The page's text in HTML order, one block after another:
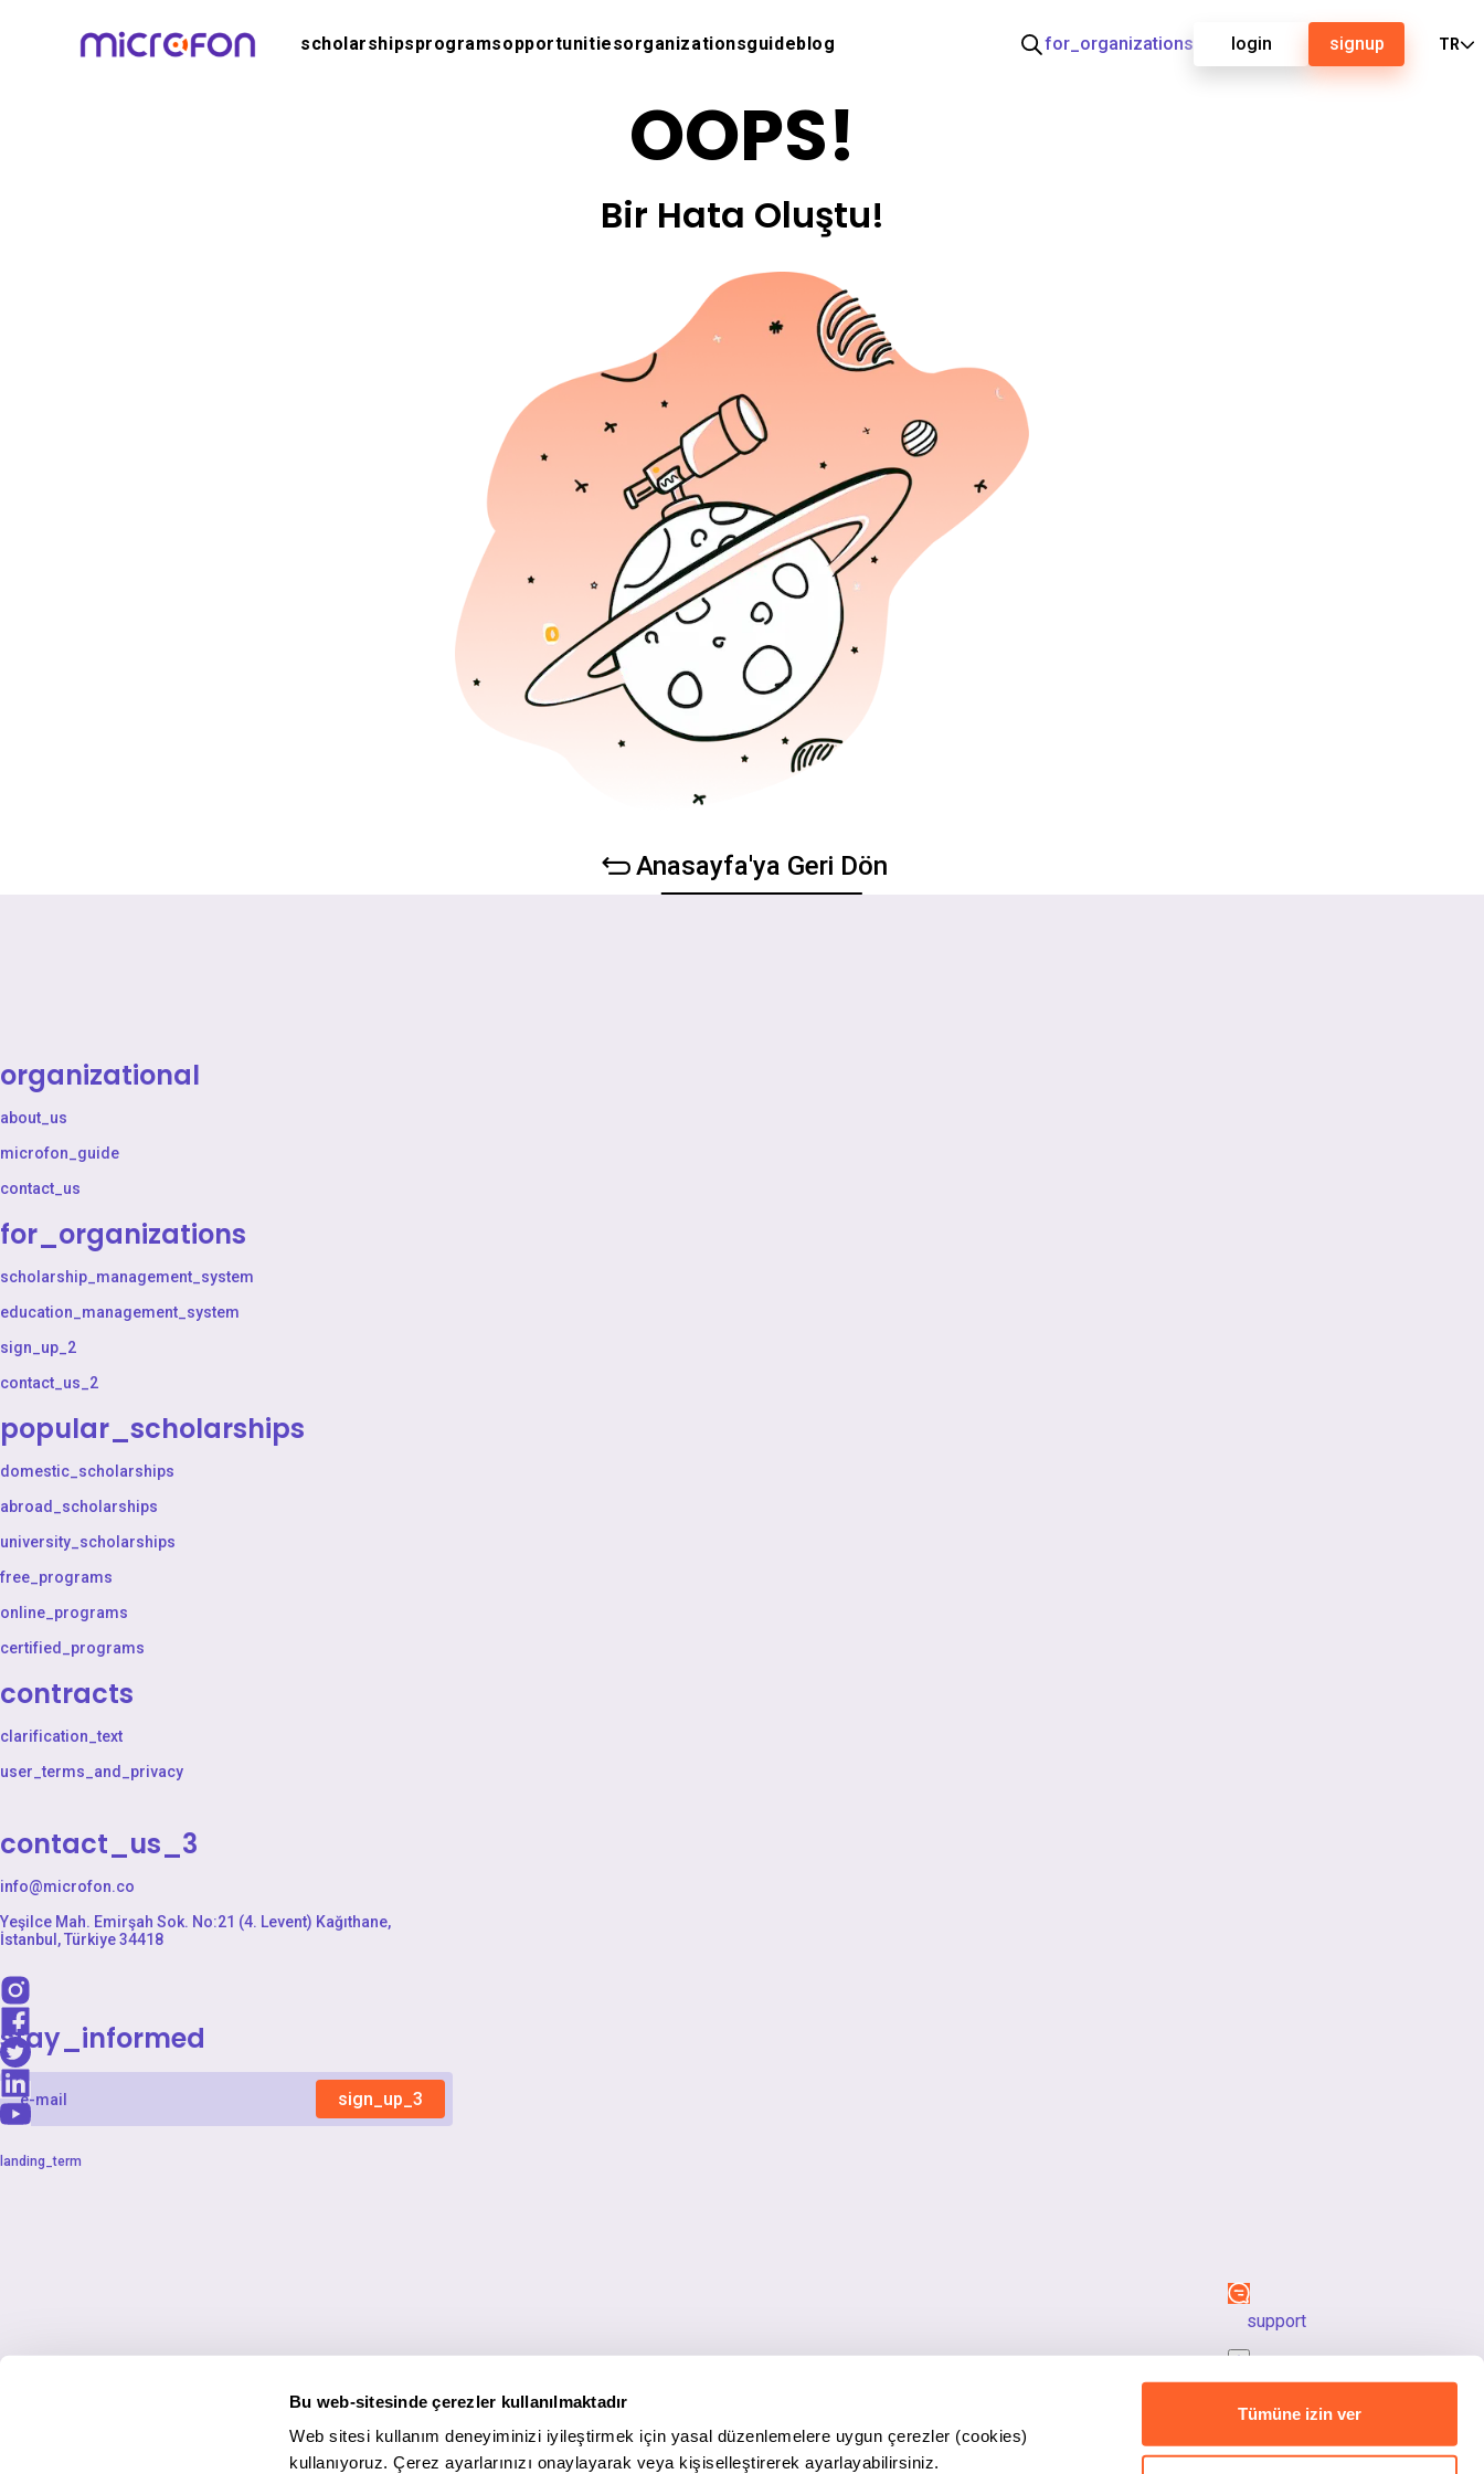
Bu web-sitesinde çerezler kullanılmaktadır
Web sitesi kullanım deneyiminizi iyileştirmek için yasal düzenlemelere uygun çerezler (cookies)
kullanıyoruz. Çerez ayarlarınızı onaylayarak veya kişiselleştirerek ayarlayabilirsiniz.
Tümüne izin ver
scholarshipsprogramsopportunitiesorganizationsguideblog for_organizations login signup TR
OOPS!
Bir Hata Oluştu!
Anasayfa'ya Geri Dön
organizational
about_us
microfon_guide
contact_us
for_organizations
scholarship_management_system
education_management_system
sign_up_2
contact_us_2
popular_scholarships
domestic_scholarships
abroad_scholarships
university_scholarships
free_programs
online_programs
certified_programs
contracts
clarification_text
user_terms_and_privacy
contact_us_3
info@microfon.co
Yeşilce Mah. Emirşah Sok. No:21 (4. Levent) Kağıthane,
İstanbul, Türkiye 34418
stay_informed
sign_up_3
landing_term
support